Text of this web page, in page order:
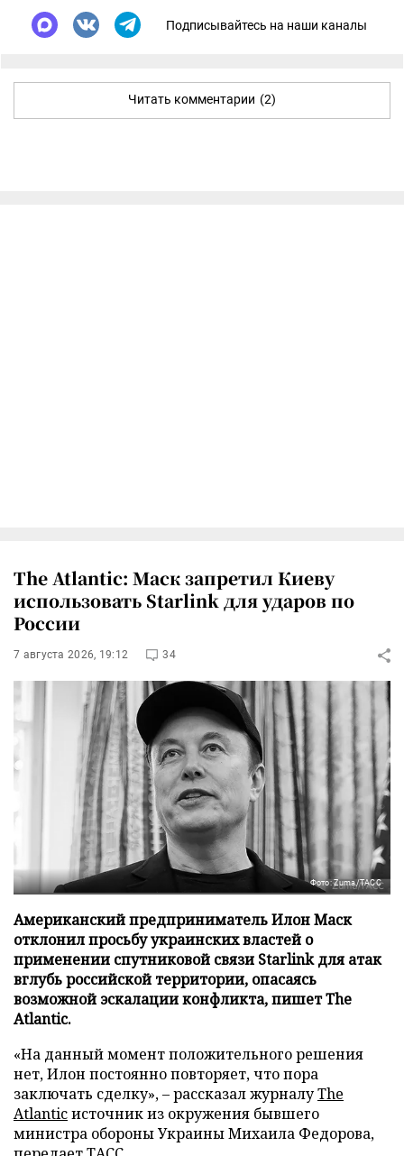
Подписывайтесь на наши каналы
Читать комментарии (2)
The Atlantic: Маск запретил Киеву
использовать Starlink для ударов по
России
7 августа 2026, 19:12 34
Фото: Zuma/ТАСС
Американский предприниматель Илон Маск
отклонил просьбу украинских властей о
применении спутниковой связи Starlink для атак
вглубь российской территории, опасаясь
возможной эскалации конфликта, пишет The
Atlantic.
«На данный момент положительного решения
нет, Илон постоянно повторяет, что пора
заключать сделку», – рассказал журналуThe
Atlanticисточник из окружения бывшего
министра обороны Украины Михаила Федорова,